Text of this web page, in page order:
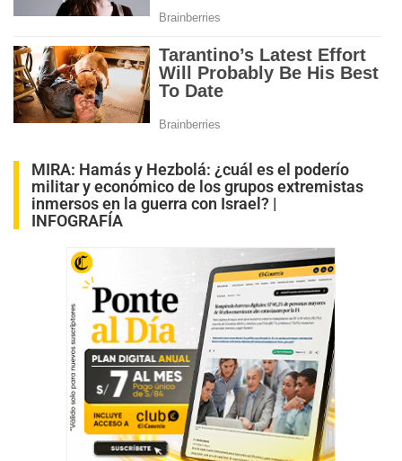
MIRA: Hamás y Hezbolá: ¿cuál es el poderío
militar y económico de los grupos extremistas
inmersos en la guerra con Israel? |
INFOGRAFÍA